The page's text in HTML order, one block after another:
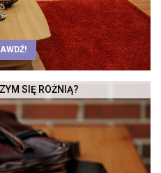
SIĘ RÓŻNIĄ?